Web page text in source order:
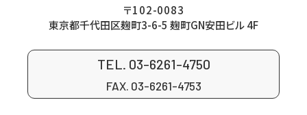
〒102-0083
東京都千代田区麹町3-6-5 麹町GN安田ビル 4F
TEL. 03-6261-4750
FAX. 03-6261-4753